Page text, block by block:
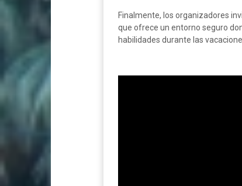
Finalmente, los organizadores
que ofrece un entorno seguro
habilidades durante las